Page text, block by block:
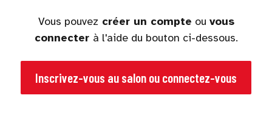
Vous pouvez créer un compte ou vous
connecter à l'aide du bouton ci-dessous.
Inscrivez-vous au salon ou connectez-vous